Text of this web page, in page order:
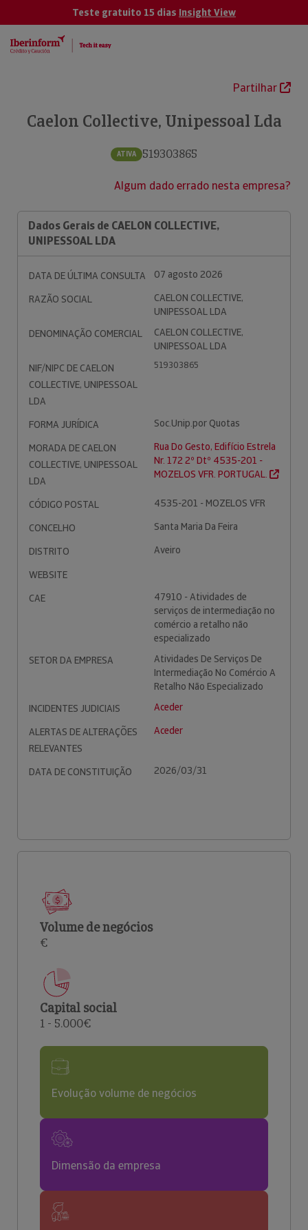
Teste gratuito 15 dias Insight View
Partilhar
Caelon Collective, Unipessoal Lda
ATIVA 519303865
Algum dado errado nesta empresa?
Dados Gerais de CAELON COLLECTIVE,
UNIPESSOAL LDA
DATA DE ÚLTIMA CONSULTA
07 agosto 2026
RAZÃO SOCIAL
CAELON COLLECTIVE,
UNIPESSOAL LDA
DENOMINAÇÃO COMERCIAL
CAELON COLLECTIVE,
UNIPESSOAL LDA
NIF/NIPC DE CAELON
COLLECTIVE, UNIPESSOAL
LDA
519303865
FORMA JURÍDICA
Soc.Unip.por Quotas
MORADA DE CAELON
COLLECTIVE, UNIPESSOAL
LDA
Rua Do Gesto, Edifício Estrela
Nr. 172 2º Dtº 4535-201 -
MOZELOS VFR. PORTUGAL.
CÓDIGO POSTAL
4535-201 - MOZELOS VFR
CONCELHO
Santa Maria Da Feira
DISTRITO
Aveiro
WEBSITE
CAE
47910 - Atividades de
serviços de intermediação no
comércio a retalho não
especializado
SETOR DA EMPRESA
Atividades De Serviços De
Intermediação No Comércio A
Retalho Não Especializado
INCIDENTES JUDICIAIS
Aceder
ALERTAS DE ALTERAÇÕES
RELEVANTES
Aceder
DATA DE CONSTITUIÇÃO 2026/03/31
Volume de negócios
€
Capital social
1 - 5.000€
Evolução volume de negócios
Dimensão da empresa